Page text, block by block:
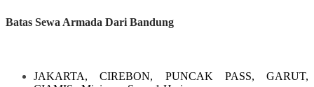
Batas Sewa Armada Dari Bandung
JAKARTA, CIREBON, PUNCAK PASS, GARUT,